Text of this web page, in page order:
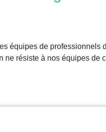
équipes de professionnels
résiste à nos équipes de